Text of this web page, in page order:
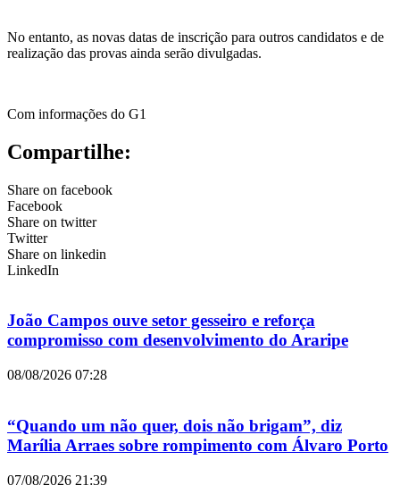
No entanto, as novas datas de inscrição para outros candidatos e de
realização das provas ainda serão divulgadas.
Com informações do G1
Compartilhe:
Share on facebook
Facebook
Share on twitter
Twitter
Share on linkedin
LinkedIn
João Campos ouve setor gesseiro e reforça
compromisso com desenvolvimento do Araripe
08/08/2026 07:28
“Quando um não quer, dois não brigam”, diz
Marília Arraes sobre rompimento com Álvaro Porto
07/08/2026 21:39